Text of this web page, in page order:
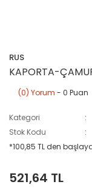
RUS
KAPORTA-
(0) Yorum - 0 Puan
Kategori
Stok Kodu
*100,85 TL den
521,64 TL